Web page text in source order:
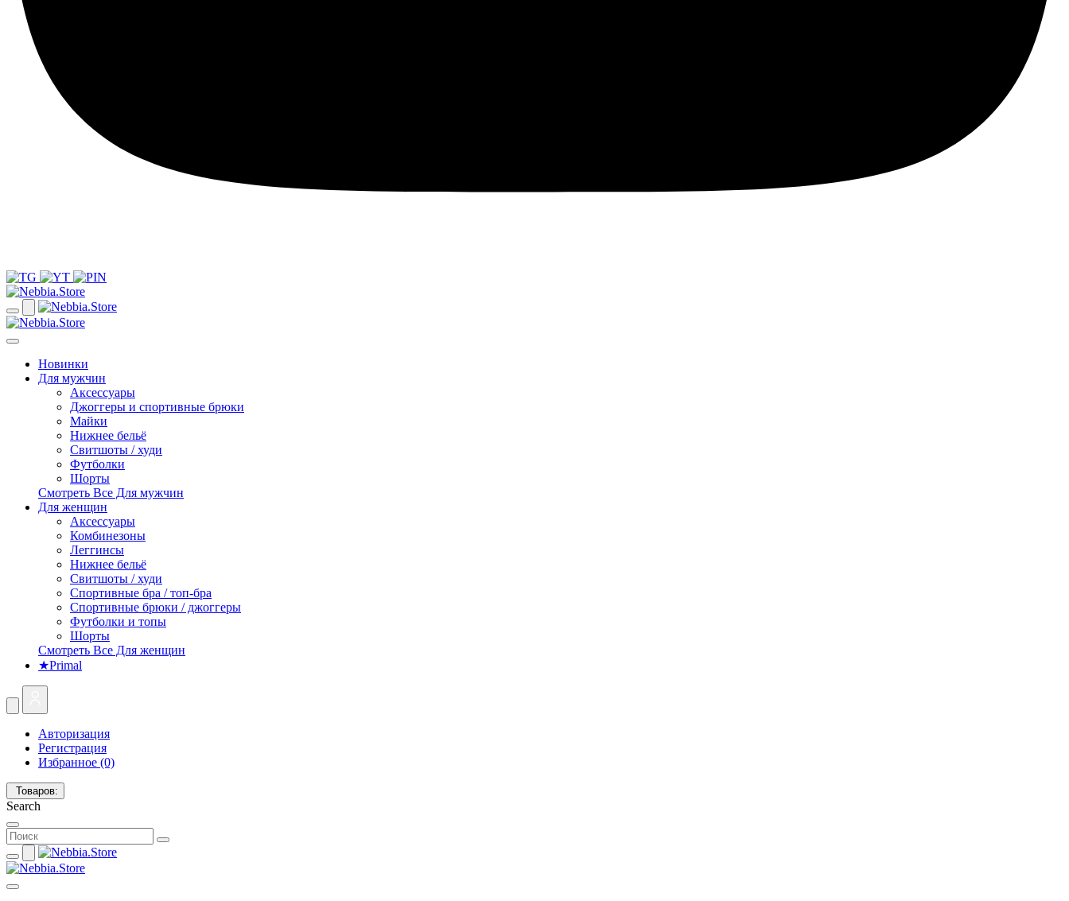
Новинки
Для мужчин
Аксессуары
Джоггеры и спортивные брюки
Майки
Нижнее бельё
Свитшоты / худи
Футболки
Шорты
Смотреть Все Для мужчин
Для женщин
Аксессуары
Комбинезоны
Леггинсы
Нижнее бельё
Свитшоты / худи
Спортивные бра / топ-бра
Спортивные брюки / джоггеры
Футболки и топы
Шорты
Смотреть Все Для женщин
★Primal
Авторизация
Регистрация
Избранное (0)
Товаров:
Search